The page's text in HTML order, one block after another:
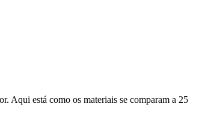
Aqui está como os materiais se comparam a 25